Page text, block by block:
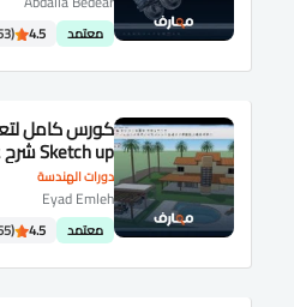
معتمد 4.5
(353)
دورات الهندسة
Sketch up شرح عربى
Eyad Emleh
معتمد 4.5
(365)